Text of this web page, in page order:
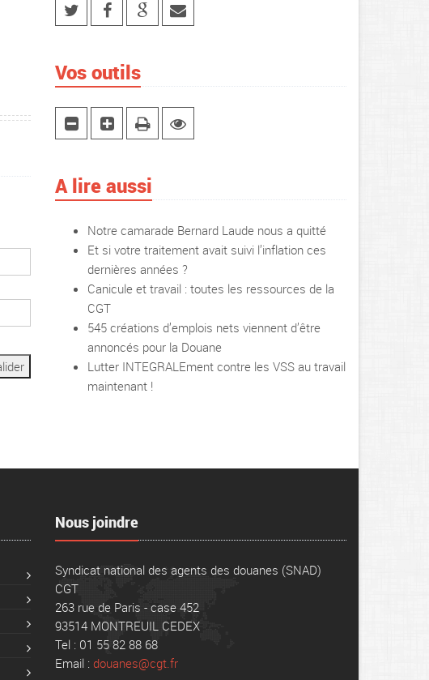
Vos outils
A lire aussi
Notre camarade Bernard Laude nous a quitté
Et si votre traitement avait suivi l’inflation ces
dernières années ?
Canicule et travail : toutes les ressources de la
CGT
545 créations d’emplois nets viennent d’être
annoncés pour la Douane
Lutter INTEGRALEment contre les VSS au travail
maintenant !
Nous joindre
Syndicat national des agents des douanes (SNAD)
CGT
263 rue de Paris - case 452
93514 MONTREUIL CEDEX
Tel : 01 55 82 88 68
Email : douanes@cgt.fr